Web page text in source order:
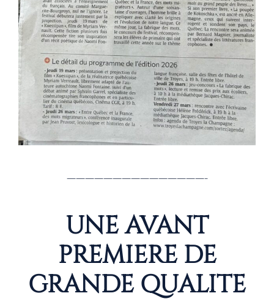
———————————————-
UNE AVANT
PREMIERE DE
GRANDE QUALITE